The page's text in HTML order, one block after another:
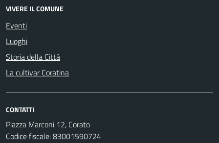
VIVERE IL COMUNE
Eventi
Luoghi
Storia della Città
La cultivar Coratina
CONTATTI
Piazza Marconi 12, Corato
Codice fiscale: 83001590724